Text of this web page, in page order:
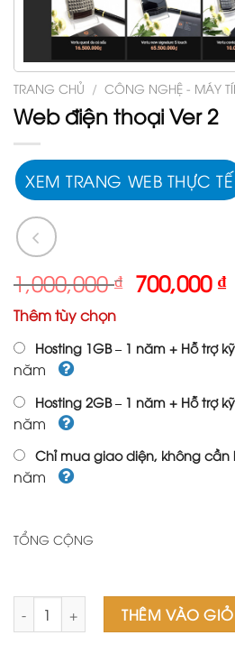
TRANG CHỦ / CÔNG NGHỆ - MÁY
Web điện thoại Ver 2
XEM TRANG WEB THỰC TẾ
1,000,000₫ Giá
gốc
1,000,000
700,000₫
Thêm tùy chọn
Hosting 1GB – 1 năm + Hỗ trợ
năm
Hosting 2GB – 1 năm + Hỗ trợ
năm
Chỉ mua giao diện, không cần
năm
TỔNG CỘNG
Web điện thoại Ver 2 số lượng
THÊM VÀO